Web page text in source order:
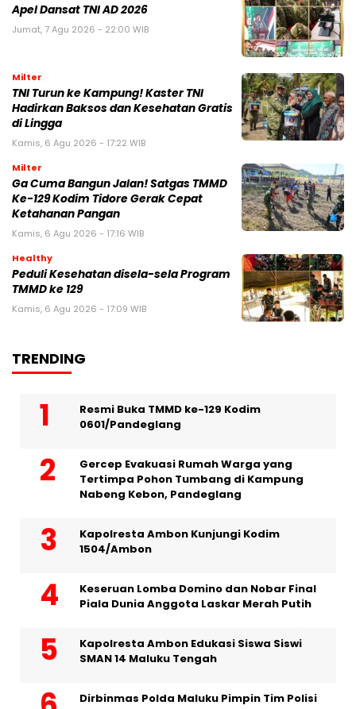
Apel Dansat TNI AD 2026
Jumat, 7 Agu 2026 - 22:00 WIB
Milter
TNI Turun ke Kampung! Kaster TNI
Hadirkan Baksos dan Kesehatan Gratis
di Lingga
Kamis, 6 Agu 2026 - 17:22 WIB
Milter
Ga Cuma Bangun Jalan! Satgas TMMD
Ke-129 Kodim Tidore Gerak Cepat
Ketahanan Pangan
Kamis, 6 Agu 2026 - 17:16 WIB
Healthy
Peduli Kesehatan disela-sela Program
TMMD ke 129
Kamis, 6 Agu 2026 - 17:09 WIB
TRENDING
Resmi Buka TMMD ke-129 Kodim
0601/Pandeglang
Gercep Evakuasi Rumah Warga yang
Tertimpa Pohon Tumbang di Kampung
Nabeng Kebon, Pandeglang
Kapolresta Ambon Kunjungi Kodim
1504/Ambon
Keseruan Lomba Domino dan Nobar Final
Piala Dunia Anggota Laskar Merah Putih
Kapolresta Ambon Edukasi Siswa Siswi
SMAN 14 Maluku Tengah
Dirbinmas Polda Maluku Pimpin Tim Polisi